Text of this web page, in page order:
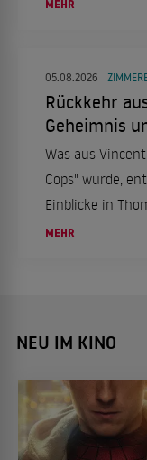
MEHR
05.08.2026
Rückkehr
Geheimnis
Was aus
Cops" wurde,
Einblicke in
MEHR
NEU IM KINO